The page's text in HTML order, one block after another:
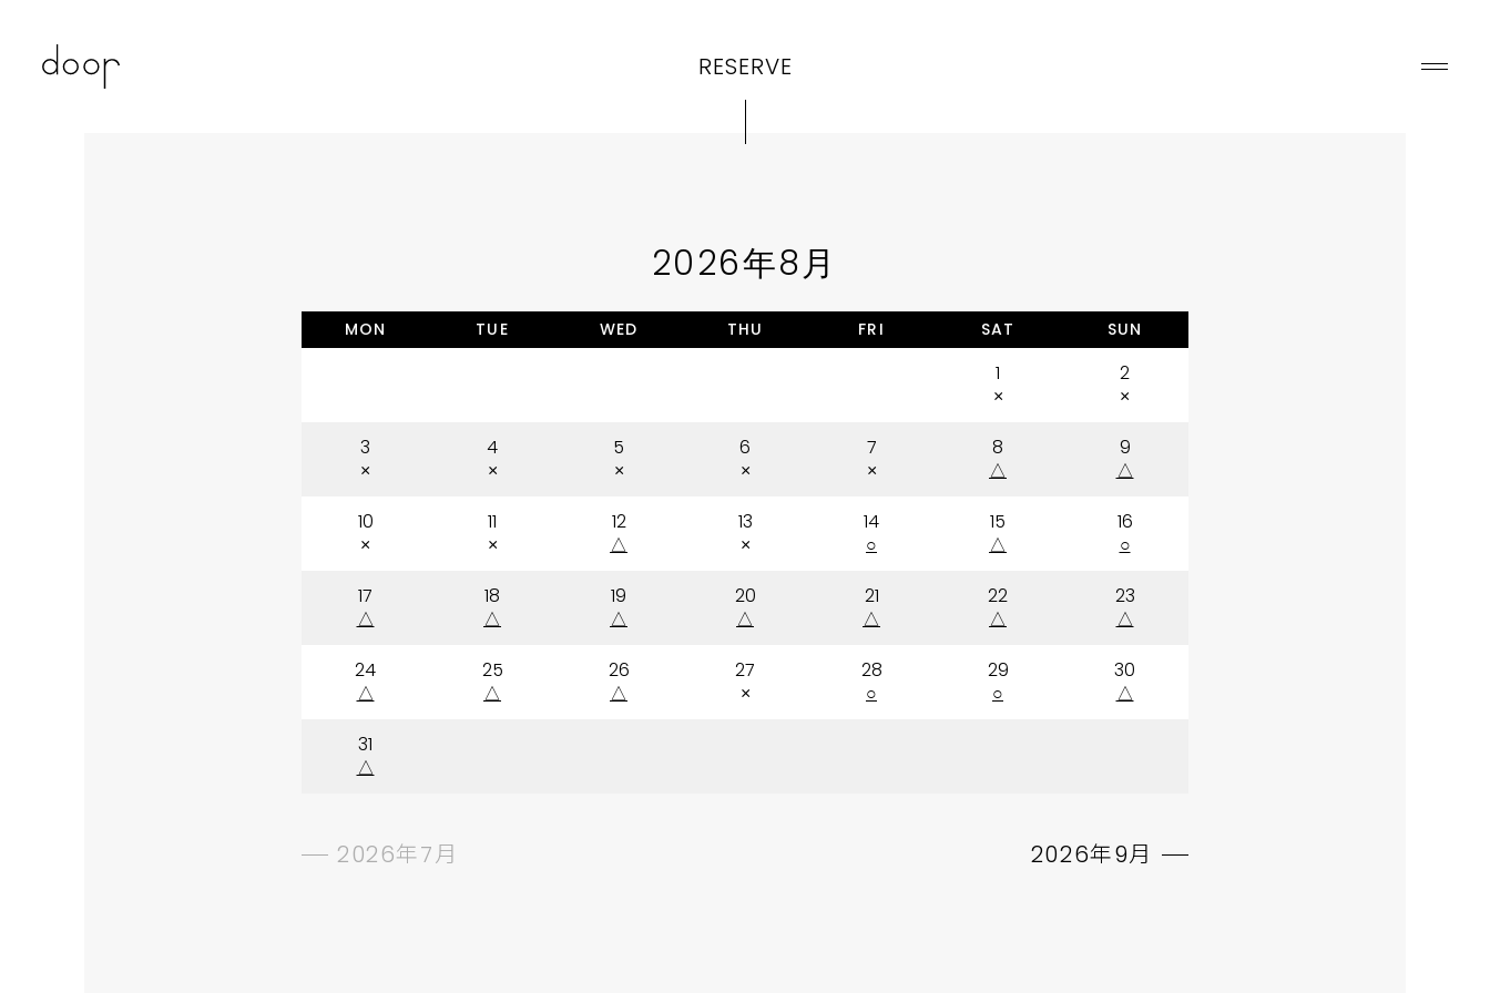
RESERVE
2026年8月
MON TUE WED THU FRI SAT SUN
1
×
2
×
3
×
4
×
5
×
6
×
7
×
8
△
9
△
10
×
11
×
12
△
13
×
14
○
15
△
16
○
17
△
18
△
19
△
20
△
21
△
22
△
23
△
24
△
25
△
26
△
27
×
28
○
29
○
30
△
31
△
2026年7月 2026年9月